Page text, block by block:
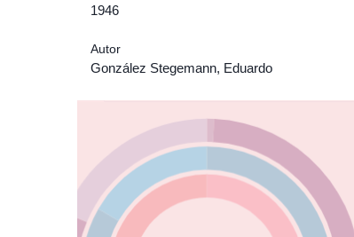
1946
Autor
González Stegemann, Eduardo